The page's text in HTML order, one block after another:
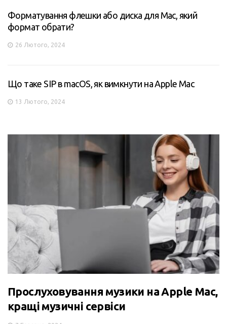
Форматування флешки або диска для Mac, який
формат обрати?
26 Лютого, 2024
Що таке SIP в macOS, як вимкнути на Apple Mac
13 Лютого, 2024
Прослуховування музики на Apple Mac,
кращі музичні сервіси